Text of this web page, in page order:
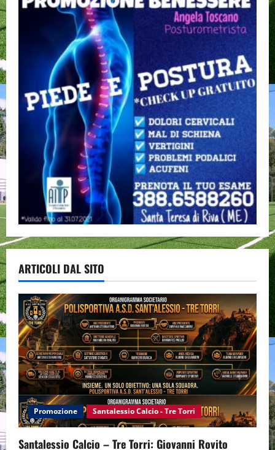
ARTICOLI DAL SITO
Promozione Santalessio Calcio - Tre Torri
Santalessio Calcio – Tre Torri: Giovanni Rovito